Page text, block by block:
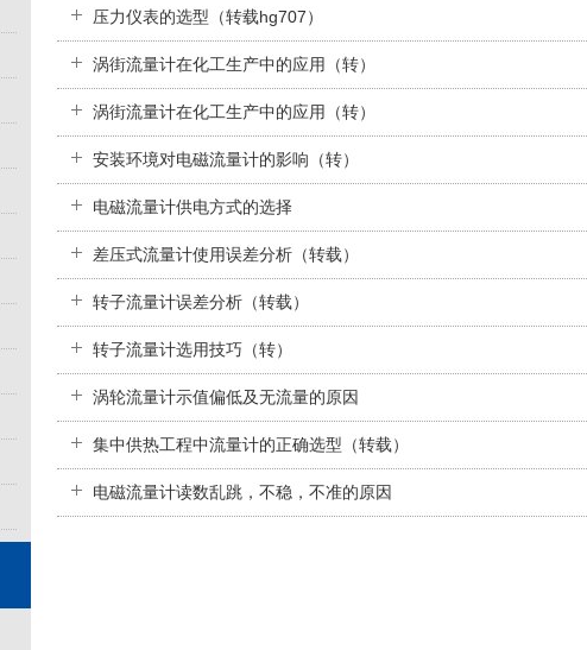
压力仪表的选型（转载hg707）
涡街流量计在化工生产中的应用（转）
涡街流量计在化工生产中的应用（转）
安装环境对电磁流量计的影响（转）
电磁流量计供电方式的选择
差压式流量计使用误差分析（转载）
转子流量计误差分析（转载）
转子流量计选用技巧（转）
涡轮流量计示值偏低及无流量的原因
集中供热工程中流量计的正确选型（转载）
电磁流量计读数乱跳，不稳，不准的原因